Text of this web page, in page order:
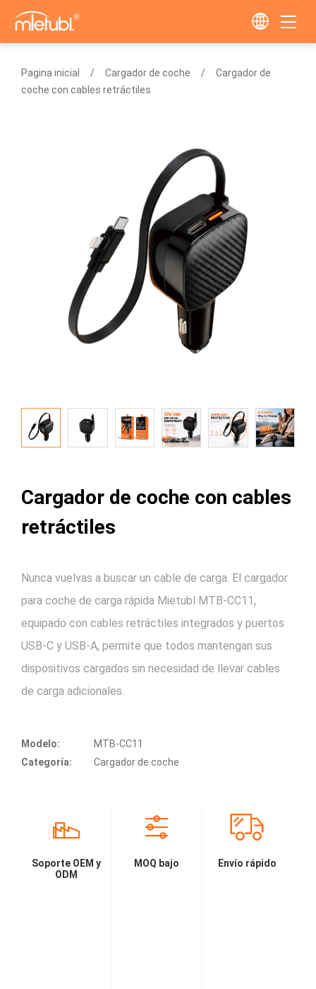
Pagina inicial Cargador de coche
Cargador de
coche con cables retráctiles
Cargador de coche con cables
retráctiles
Nunca vuelvas a buscar un cable de carga. El cargador
para coche de carga rápida Mietubl MTB-CC11,
equipado con cables retráctiles integrados y puertos
USB-C y USB-A, permite que todos mantengan sus
dispositivos cargados sin necesidad de llevar cables
de carga adicionales.
Modelo:
MTB-CC11
Categoría:
Cargador de coche
Soporte OEM y
ODM
MOQ bajo Envío rápido